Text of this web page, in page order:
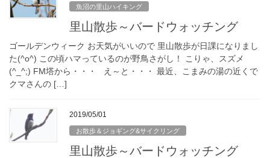
魚沼の里山ハイキング
里山散歩～バードウォッチング
ゴールデンウィーク お天気がいいので 里山散歩が日課になりまし
た(^o^) この頃ハマっているのが野鳥さがし！ こりゃ、スズメ
(^_^;) FM塔から・・・ え～と・・・ 最近、こまみの湯の近くで
クマさんの […]
2019/05/01
お散歩＆ジョギング&サイクリング
里山散歩～バードウォッチング